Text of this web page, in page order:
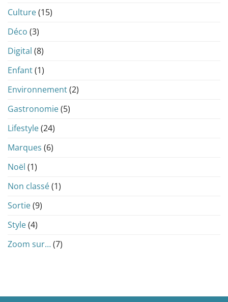
Culture(15)
Déco (3)
Digital (8)
Enfant(1)
Environnement(2)
Gastronomie(5)
Lifestyle(24)
Marques (6)
Noël (1)
Non classé(1)
Sortie(9)
Style(4)
Zoom sur…(7)